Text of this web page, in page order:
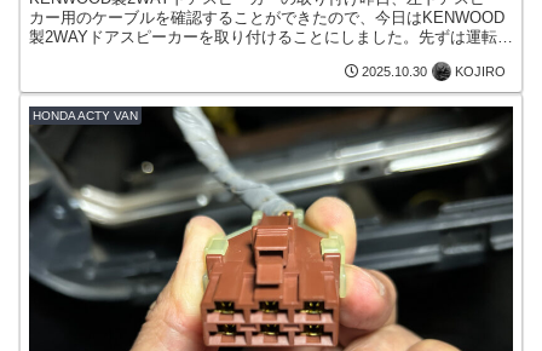
カー用のケーブルを確認することができたので、今日はKENWOOD
製2WAYドアスピーカーを取り付けることにしました。先ずは運転席
2025.10.30 KOJIRO
HONDA ACTY VAN